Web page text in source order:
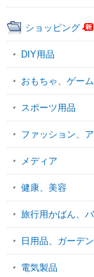
ショッピング
DIY用品
おもちゃ、ゲーム
スポーツ用品
ファッション、
メディア
健康、美容
旅行用かばん、
日用品、ガーデン
電気製品